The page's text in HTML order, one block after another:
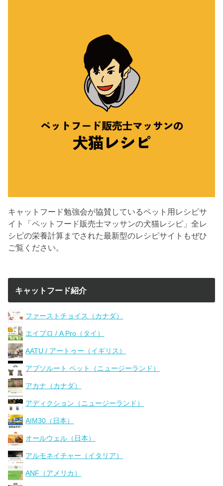
キャットフード勉強会が協賛しているペット用レシピサ
イト「ペットフード販売士マッサンの犬猫レシピ」全レ
シピの栄養計算までされた最新型のレシピサイトもぜひ
ご覧ください。
キャットフード紹介
ファーストチョイス（カナダ）
エイプロ / A Pro（タイ）
AATU / アートゥー（イギリス）
アブソルート ペット（ニュージーランド）
アカナ（カナダ）
アディクション（ニュージーランド）
AIM30（日本）
オールウェル（日本）
アルモネイチャー（イタリア）
ANF（アメリカ）